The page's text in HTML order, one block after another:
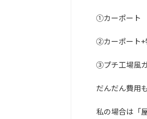
①カーポート
②カーポート+
③プチ工場風
だんだん費用
私の場合は「